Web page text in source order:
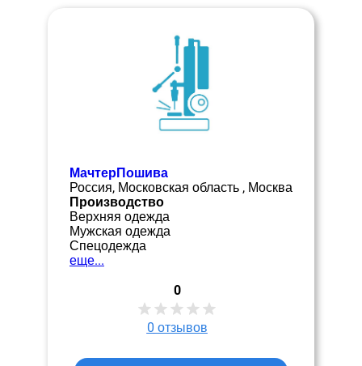
МачтерПошива
Россия, Московская область , Москва
Производство
Верхняя одежда
Мужская одежда
Спецодежда
еще...
0
0 отзывов